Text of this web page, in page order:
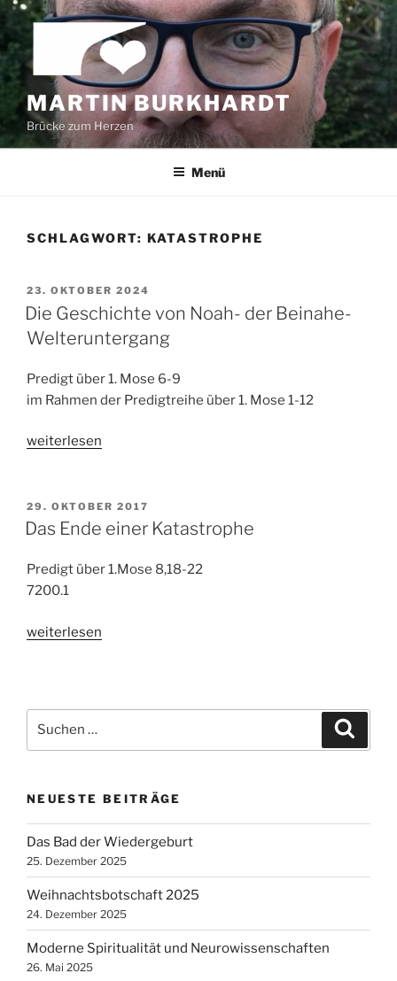
Zum
Inhalt
springen
MARTIN BURKHARDT
Brücke zum Herzen
Menü
SCHLAGWORT: KATASTROPHE
VERÖFFENTLICHT
AM
23. OKTOBER 2024
Die Geschichte von Noah- der Beinahe-
Welteruntergang
Predigt über 1. Mose 6-9
im Rahmen der Predigtreihe über 1. Mose 1-12
„Die
Noah-
der
Welteruntergang“
weiterlesen
VERÖFFENTLICHT
AM
29. OKTOBER 2017
Das Ende einer Katastrophe
Predigt über 1.Mose 8,18-22
7200.1
„Das
weiterlesen
nach:
NEUESTE BEITRÄGE
Das Bad der Wiedergeburt
25. Dezember 2025
Weihnachtsbotschaft 2025
24. Dezember 2025
Moderne Spiritualität und Neurowissenschaften
26. Mai 2025